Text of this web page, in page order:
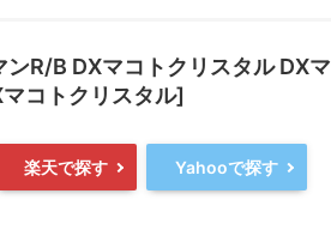
R/B DXマコトクリスタル DXマ
コトクリスタル]
楽天で探す Yahooで探す